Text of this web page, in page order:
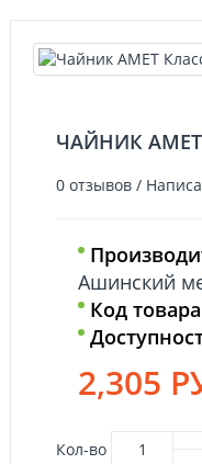
ЧАЙНИК
0 отзывов /
Ашинский
Код
2,305
Кол-во